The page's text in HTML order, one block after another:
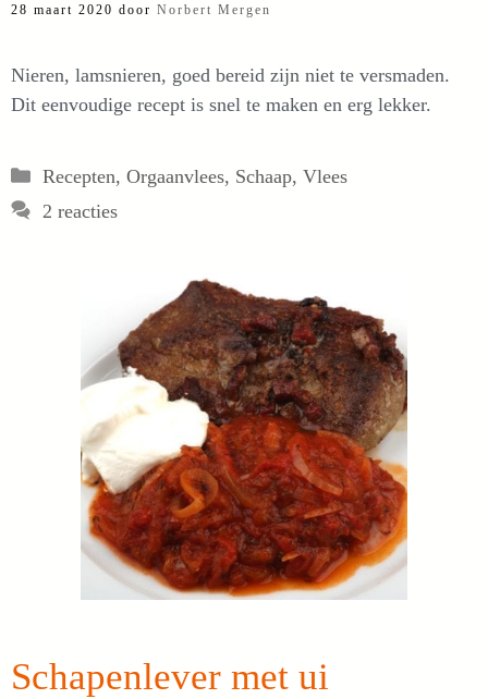
28 maart 2020 door Norbert Mergen
Nieren, lamsnieren, goed bereid zijn niet te versmaden.
Dit eenvoudige recept is snel te maken en erg lekker.
Categorieën
Recepten, Orgaanvlees, Schaap, Vlees
2 reacties
Schapenlever met ui